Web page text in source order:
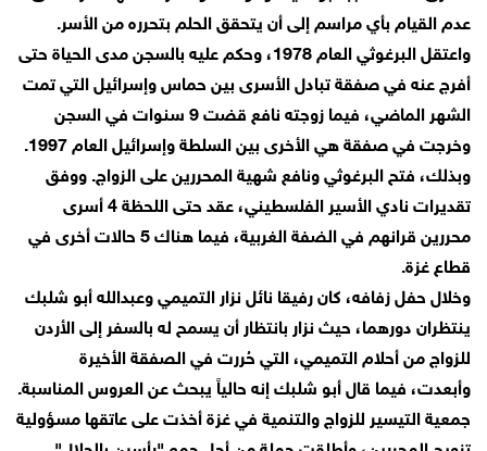
عدم القيام بأي مراسم إلى أن يتحقق الحلم بتحرره من الأسر.
واعتقل البرغوثي العام 1978، وحكم عليه بالسجن مدى الحياة حتى
أفرج عنه في صفقة تبادل الأسرى بين حماس وإسرائيل التي تمت
الشهر الماضي، فيما زوجته نافع قضت 9 سنوات في السجن
وخرجت في صفقة هي الأخرى بين السلطة وإسرائيل العام 1997.
وبذلك، فتح البرغوثي ونافع شهية المحررين على الزواج. ووفق
تقديرات نادي الأسير الفلسطيني، عقد حتى اللحظة 4 أسرى
محررين قرانهم في الضفة الغربية، فيما هناك 5 حالات أخرى في
قطاع غزة.
وخلال حفل زفافه، كان رفيقا نائل نزار التميمي وعبدالله أبو شلبك
ينتظران دورهما، حيث نزار بانتظار أن يسمح له بالسفر إلى الأردن
للزواج من أحلام التميمي، التي حُررت في الصفقة الأخيرة
وأبعدت، فيما قال أبو شلبك إنه حالياً يبحث عن العروس المناسبة.
جمعية التيسير للزواج والتنمية في غزة أخذت على عاتقها مسؤولية